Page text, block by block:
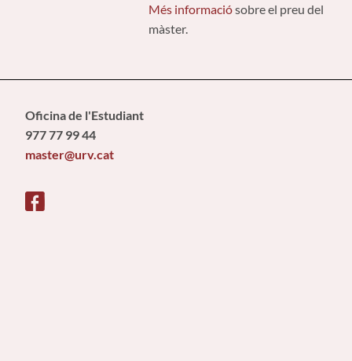
Més informaciósobre el preu del
màster.
Oficina de l'Estudiant
977 77 99 44
master@urv.cat
Facebook